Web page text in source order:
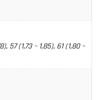
57 (1,73 – 1,85), 61 (1,80 –